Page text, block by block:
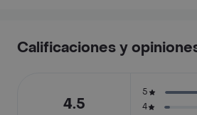
Calificaciones y
4.5
5
4